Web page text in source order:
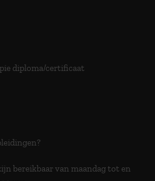
diploma/certificaat
bereikbaar van maandag tot en